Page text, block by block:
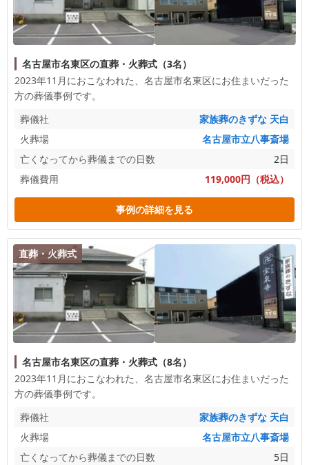
名古屋市名東区の直葬・火葬式（3名）
2023年11月におこなわれた、 名古屋市名東区にお住まいだった
方の葬儀事例です。
葬儀社
家族葬のきずな 天白
火葬場
名古屋市立八事斎場
亡くなってから葬儀までの日数
2日
葬儀費用
119,000円（税込）
事例の詳細を見る
直葬・火葬式
名古屋市名東区の直葬・火葬式（8名）
2023年11月におこなわれた、 名古屋市名東区にお住まいだった
方の葬儀事例です。
葬儀社
家族葬のきずな 天白
火葬場
名古屋市立八事斎場
亡くなってから葬儀までの日数
5日